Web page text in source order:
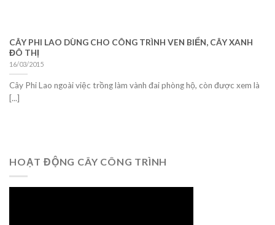
CÂY PHI LAO DÙNG CHO CÔNG TRÌNH VEN BIỂN, CÂY XANH
ĐÔ THỊ
16/03/2015
Cây Phi Lao ngoài việc trồng làm vành đai phòng hộ, còn được xem là
[...]
HOẠT ĐỘNG CÂY CÔNG TRÌNH